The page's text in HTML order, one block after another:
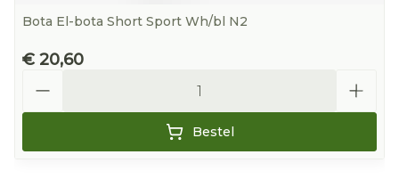
Bota El-bota Short Sport Wh/bl N2
€ 20,60
Bestel